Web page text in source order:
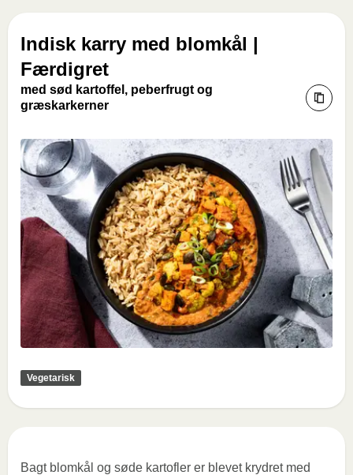
Indisk karry med blomkål |
Færdigret
med sød kartoffel, peberfrugt og
græskarkerner
Vegetarisk
Bagt blomkål og søde kartofler er blevet krydret med